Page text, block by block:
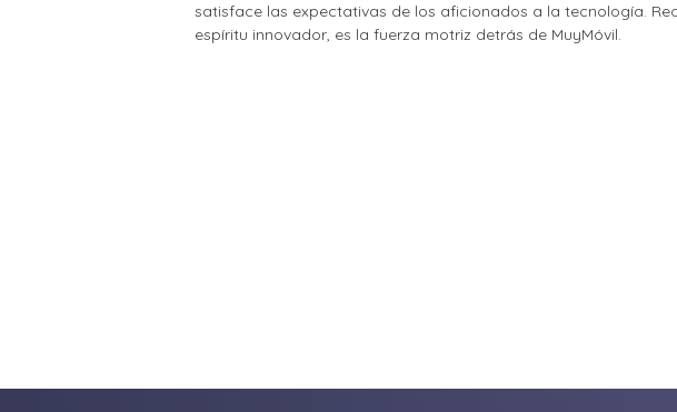
satisface las expectativas de los aficionados a la tecnología.
espíritu innovador, es la fuerza motriz detrás de MuyMóvil.